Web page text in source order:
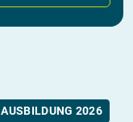
AUSBILDUNG 2026